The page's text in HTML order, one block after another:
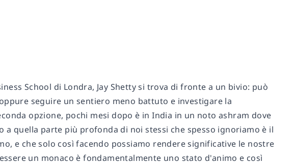
School di Londra, Jay Shetty si trova di fronte a un bivio: può
seguire un sentiero meno battuto e investigare la
opzione, pochi mesi dopo è in India in un noto ashram dove
a quella parte più profonda di noi stessi che spesso ignoriamo è il
e che solo così facendo possiamo rendere significative le nostre
un monaco è fondamentalmente uno stato d'animo e così